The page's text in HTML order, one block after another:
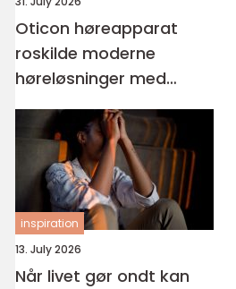
Oticon høreapparat
roskilde moderne
høreløsninger med
fokus på hverdagen
inspiration
13. July 2026
Når livet gør ondt kan